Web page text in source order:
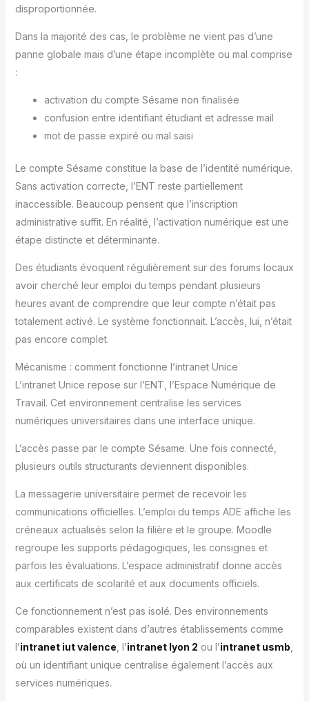
disproportionnée.
Dans la majorité des cas, le problème ne vient pas d’une
panne globale mais d’une étape incomplète ou mal comprise
:
activation du compte Sésame non finalisée
confusion entre identifiant étudiant et adresse mail
mot de passe expiré ou mal saisi
Le compte Sésame constitue la base de l’identité numérique.
Sans activation correcte, l’ENT reste partiellement
inaccessible. Beaucoup pensent que l’inscription
administrative suffit. En réalité, l’activation numérique est une
étape distincte et déterminante.
Des étudiants évoquent régulièrement sur des forums locaux
avoir cherché leur emploi du temps pendant plusieurs
heures avant de comprendre que leur compte n’était pas
totalement activé. Le système fonctionnait. L’accès, lui, n’était
pas encore complet.
Mécanisme : comment fonctionne l’intranet Unice
L’intranet Unice repose sur l’ENT, l’Espace Numérique de
Travail. Cet environnement centralise les services
numériques universitaires dans une interface unique.
L’accès passe par le compte Sésame. Une fois connecté,
plusieurs outils structurants deviennent disponibles.
La messagerie universitaire permet de recevoir les
communications officielles. L’emploi du temps ADE affiche les
créneaux actualisés selon la filière et le groupe. Moodle
regroupe les supports pédagogiques, les consignes et
parfois les évaluations. L’espace administratif donne accès
aux certificats de scolarité et aux documents officiels.
Ce fonctionnement n’est pas isolé. Des environnements
comparables existent dans d’autres établissements comme
l’intranet iut valence, l’intranet lyon 2 ou l’intranet usmb,
où un identifiant unique centralise également l’accès aux
services numériques.